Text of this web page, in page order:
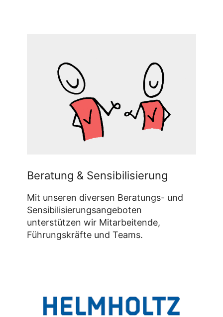
Beratung & Sensibilisierung
Mit unseren diversen Beratungs- und
Sensibilisierungsangeboten
unterstützen wir Mitarbeitende,
Führungskräfte und Teams.